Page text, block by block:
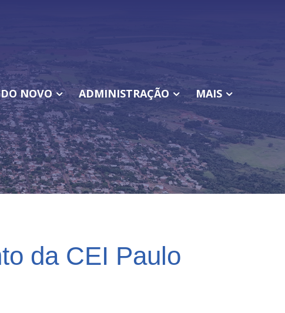
NOVO ADMINISTRAÇÃO MAIS
da CEI Paulo